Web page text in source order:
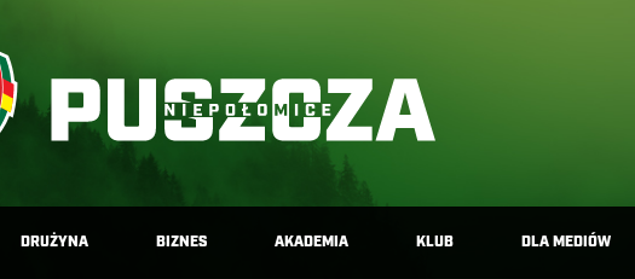
DRUŻYNA BIZNES AKADEMIA KLUB DLA MEDIÓW